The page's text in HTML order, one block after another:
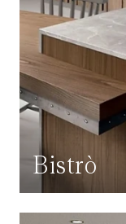
Bistrò